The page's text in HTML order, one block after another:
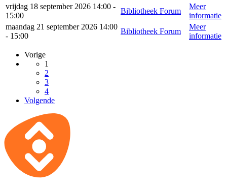
vrijdag 18 september 2026 14:00 -
15:00
Bibliotheek Forum
Meer
informatie
maandag 21 september 2026 14:00
- 15:00
Bibliotheek Forum
Meer
informatie
Vorige
1
2
3
4
Volgende